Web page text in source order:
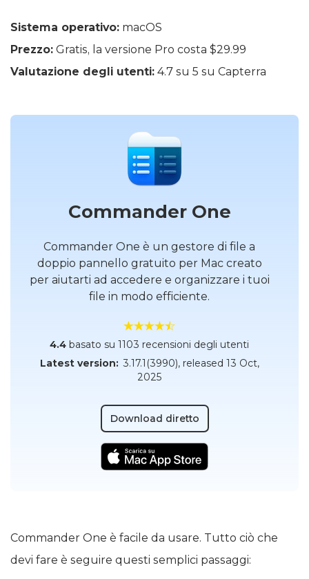
Sistema operativo: macOS
Prezzo: Gratis, la versione Pro costa $29.99
Valutazione degli utenti: 4.7 su 5 su Capterra
Commander One
Commander One è un gestore di file a
doppio pannello gratuito per Mac creato
per aiutarti ad accedere e organizzare i tuoi
file in modo efficiente.
4.4 basato su 1103 recensioni degli utenti
Latest version: 3.17.1(3990), released 13 Oct,
2025
Download diretto
Commander One è facile da usare. Tutto ciò che
devi fare è seguire questi semplici passaggi: